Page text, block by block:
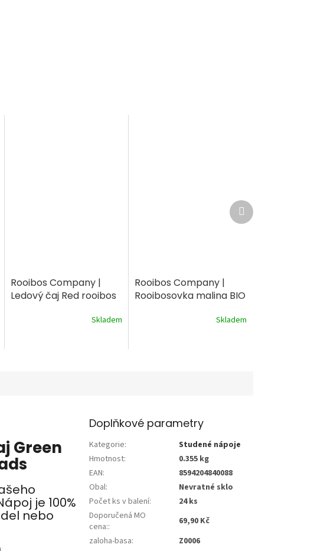
Rooibos Company |
Ledový čaj Red rooibos
Skladem
Rooibos Company |
Rooibosovka malina BIO
Skladem
Další
produkt
Green
je 100%
nebo
Doplňkové parametry
Kategorie:
Studené nápoje
Hmotnost:
0.355 kg
EAN:
8594204840088
Obal:
Nevratné sklo
Počet ks v balení:
24 ks
Doporučená MO
cena::
69,90 Kč
zaloha-basa: Z0006